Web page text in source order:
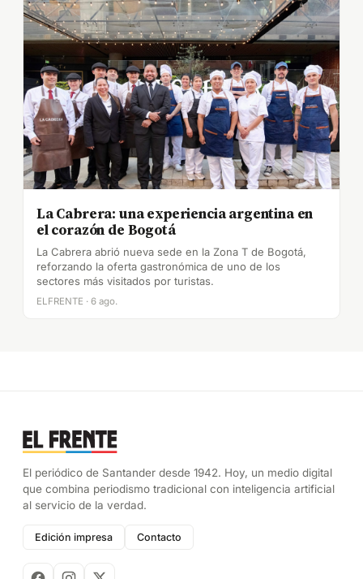
La Cabrera: una experiencia argentina en
el corazón de Bogotá
La Cabrera abrió nueva sede en la Zona T de Bogotá,
reforzando la oferta gastronómica de uno de los
sectores más visitados por turistas.
ELFRENTE · 6 ago.
El periódico de Santander desde 1942. Hoy, un medio digital
que combina periodismo tradicional con inteligencia artificial
al servicio de la verdad.
Edición impresa Contacto